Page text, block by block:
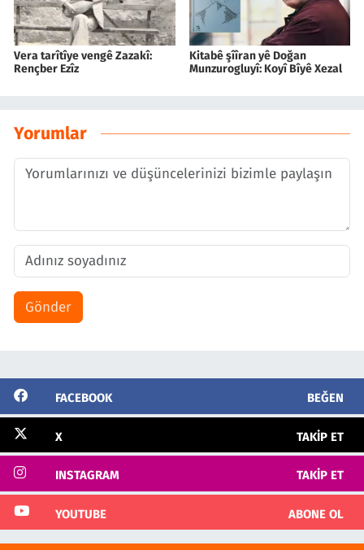
Vera tarîtîye vengê Zazakî:
Rençber Ezîz
Kitabê şîîran yê Doğan
Munzurogluyî: Koyî Bîyê Xezal
Yorumlar
Gönder
FACEBOOK BEĞEN
X TAKIP ET
INSTAGRAM TAKIP ET
YOUTUBE ABONE OL